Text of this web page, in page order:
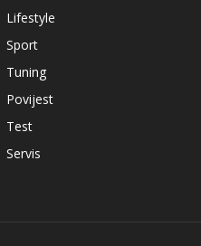
Lifestyle
Sport
Tuning
Povijest
Test
Servis